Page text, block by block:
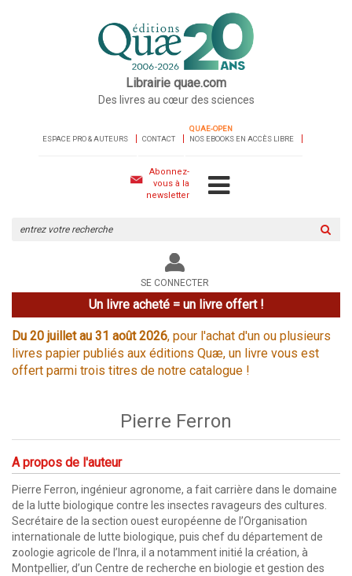
Librairie quae.com
Des livres au cœur des sciences
ESPACE PRO & AUTEURS CONTACT
QUAE-OPEN
NOS EBOOKS EN ACCÈS LIBRE
Abonnez-
vous à la
newsletter
le
site
SE CONNECTER
Un livre acheté = un livre offert !
Du 20 juillet au 31 août 2026, pour l'achat d'un ou plusieurs
livres papier publiés aux éditions Quæ, un livre vous est
offert parmi trois titres de notre catalogue !
Pierre Ferron
A propos de l'auteur
Pierre Ferron, ingénieur agronome, a fait carrière dans le domaine
de la lutte biologique contre les insectes ravageurs des cultures.
Secrétaire de la section ouest européenne de l’Organisation
internationale de lutte biologique, puis chef du département de
zoologie agricole de l’Inra, il a notamment initié la création, à
Montpellier, d’un Centre de recherche en biologie et gestion des